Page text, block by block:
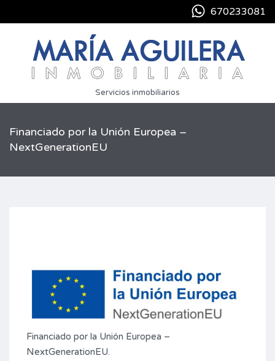
670233081
Servicios inmobiliarios
Financiado por la Unión Europea –
NextGenerationEU
Financiado por la Unión Europea –
NextGenerationEU.